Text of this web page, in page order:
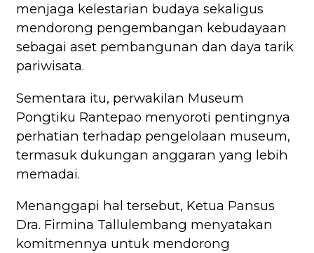
menjaga kelestarian budaya sekaligus
mendorong pengembangan kebudayaan
sebagai aset pembangunan dan daya tarik
pariwisata.
Sementara itu, perwakilan Museum
Pongtiku Rantepao menyoroti pentingnya
perhatian terhadap pengelolaan museum,
termasuk dukungan anggaran yang lebih
memadai.
Menanggapi hal tersebut, Ketua Pansus
Dra. Firmina Tallulembang menyatakan
komitmennya untuk mendorong